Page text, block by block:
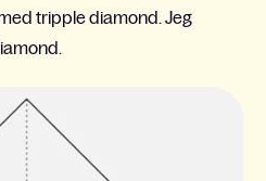
tripple diamond. Jeg